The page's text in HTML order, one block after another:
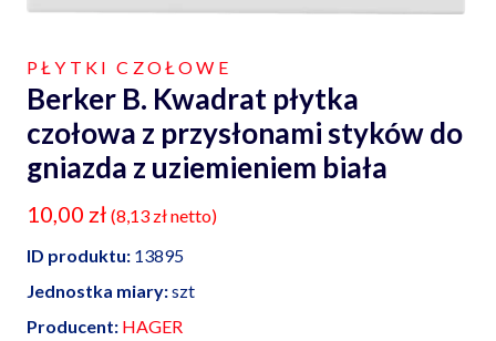
PŁYTKI CZOŁOWE
Berker B. Kwadrat płytka
czołowa z przysłonami styków do
gniazda z uziemieniem biała
10,00 zł (8,13 złnetto)
ID produktu: 13895
Jednostka miary:szt
Producent: HAGER